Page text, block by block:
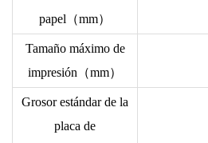
papel（mm）
Tamaño máximo de
impresión（mm）
Grosor estándar de la
placa de